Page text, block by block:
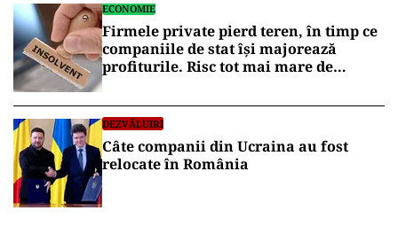
ECONOMIE
Firmele private pierd teren, în timp ce
companiile de stat își majorează
profiturile. Risc tot mai mare de
DEZVĂLUIRI
Câte companii din Ucraina au fost
relocate în România